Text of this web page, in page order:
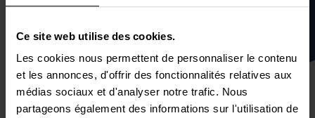
Ce site web utilise des cookies.
Les cookies nous permettent de personnaliser le contenu
et les annonces, d'offrir des fonctionnalités relatives aux
médias sociaux et d'analyser notre trafic. Nous
partageons également des informations sur l'utilisation de